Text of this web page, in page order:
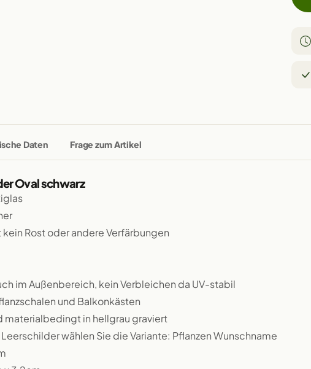
Daten Frage zum Artikel
Oval schwarz
Rost oder andere Verfärbungen
im Außenbereich, kein Verbleichen da UV-stabil
und Balkonkästen
materialbedingt in hellgrau graviert
wählen Sie die Variante: Pflanzen Wunschname